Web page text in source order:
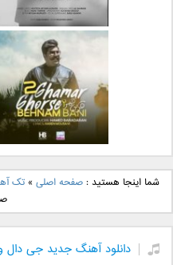
دانلود آهنگ جدید مهدی
یراحی بنام اسرار
دانلود آهنگ جدید بهنام
بانی بنام قرص قمر 2شما اینجا هستید :صفحه اصلی »تک
دانلود آهنگ جدید جی دال و